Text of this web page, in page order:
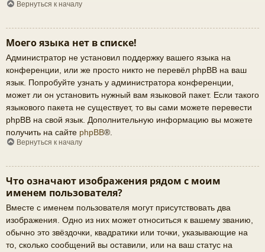
Вернуться к началу
Моего языка нет в списке!
Администратор не установил поддержку вашего языка на
конференции, или же просто никто не перевёл phpBB на ваш
язык. Попробуйте узнать у администратора конференции,
может ли он установить нужный вам языковой пакет. Если такого
языкового пакета не существует, то вы сами можете перевести
phpBB на свой язык. Дополнительную информацию вы можете
получить на сайте phpBB®.
Вернуться к началу
Что означают изображения рядом с моим
именем пользователя?
Вместе с именем пользователя могут присутствовать два
изображения. Одно из них может относиться к вашему званию,
обычно это звёздочки, квадратики или точки, указывающие на
то, сколько сообщений вы оставили, или на ваш статус на